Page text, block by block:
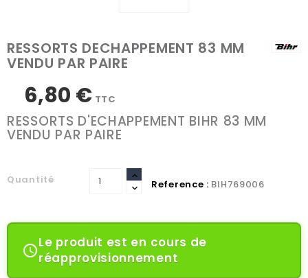
RESSORTS DECHAPPEMENT 83 MM
VENDU PAR PAIRE
6,80 € TTC
RESSORTS D'ECHAPPEMENT BIHR 83 MM
VENDU PAR PAIRE
Quantité Reference : BIH769006
Le produit est en cours de
réapprovisionnement